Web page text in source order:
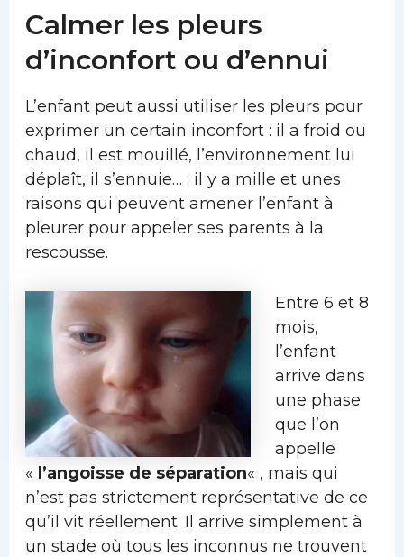
Calmer les pleurs
d’inconfort ou d’ennui
L’enfant peut aussi utiliser les pleurs pour
exprimer un certain inconfort : il a froid ou
chaud, il est mouillé, l’environnement lui
déplaît, il s’ennuie… : il y a mille et unes
raisons qui peuvent amener l’enfant à
pleurer pour appeler ses parents à la
rescousse.
Entre 6 et 8
mois,
l’enfant
arrive dans
une phase
que l’on
appelle
« l’angoisse de séparation« , mais qui
n’est pas strictement représentative de ce
qu’il vit réellement. Il arrive simplement à
un stade où tous les inconnus ne trouvent